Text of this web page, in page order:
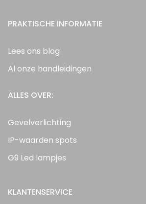
PRAKTISCHE INFORMATIE
Lees ons blog
Al onze handleidingen
ALLES OVER:
Gevelverlichting
IP-waarden spots
G9 Led lampjes
KLANTENSERVICE